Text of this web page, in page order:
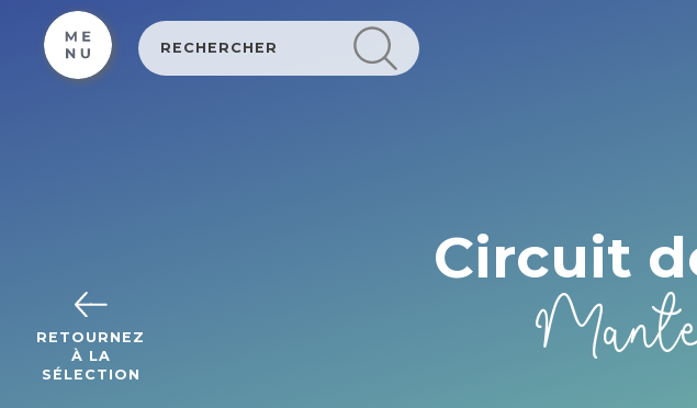
RETOURNEZ
À LA
SÉLECTION
Circuit
Cookies management panel